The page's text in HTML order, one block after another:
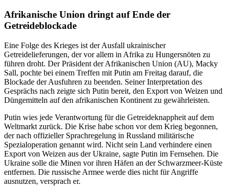
Afrikanische Union dringt auf Ende der
Getreideblockade
Eine Folge des Krieges ist der Ausfall ukrainischer
Getreidelieferungen, der vor allem in Afrika zu Hungersnöten zu
führen droht. Der Präsident der Afrikanischen Union (AU), Macky
Sall, pochte bei einem Treffen mit Putin am Freitag darauf, die
Blockade der Ausfuhren zu beenden. Seiner Interpretation des
Gesprächs nach zeigte sich Putin bereit, den Export von Weizen und
Düngemitteln auf den afrikanischen Kontinent zu gewährleisten.
Putin wies jede Verantwortung für die Getreideknappheit auf dem
Weltmarkt zurück. Die Krise habe schon vor dem Krieg begonnen,
der nach offizieller Sprachregelung in Russland militärische
Spezialoperation genannt wird. Nicht sein Land verhindere einen
Export von Weizen aus der Ukraine, sagte Putin im Fernsehen. Die
Ukraine solle die Minen vor ihren Häfen an der Schwarzmeer-Küste
entfernen. Die russische Armee werde dies nicht für Angriffe
ausnutzen, versprach er.